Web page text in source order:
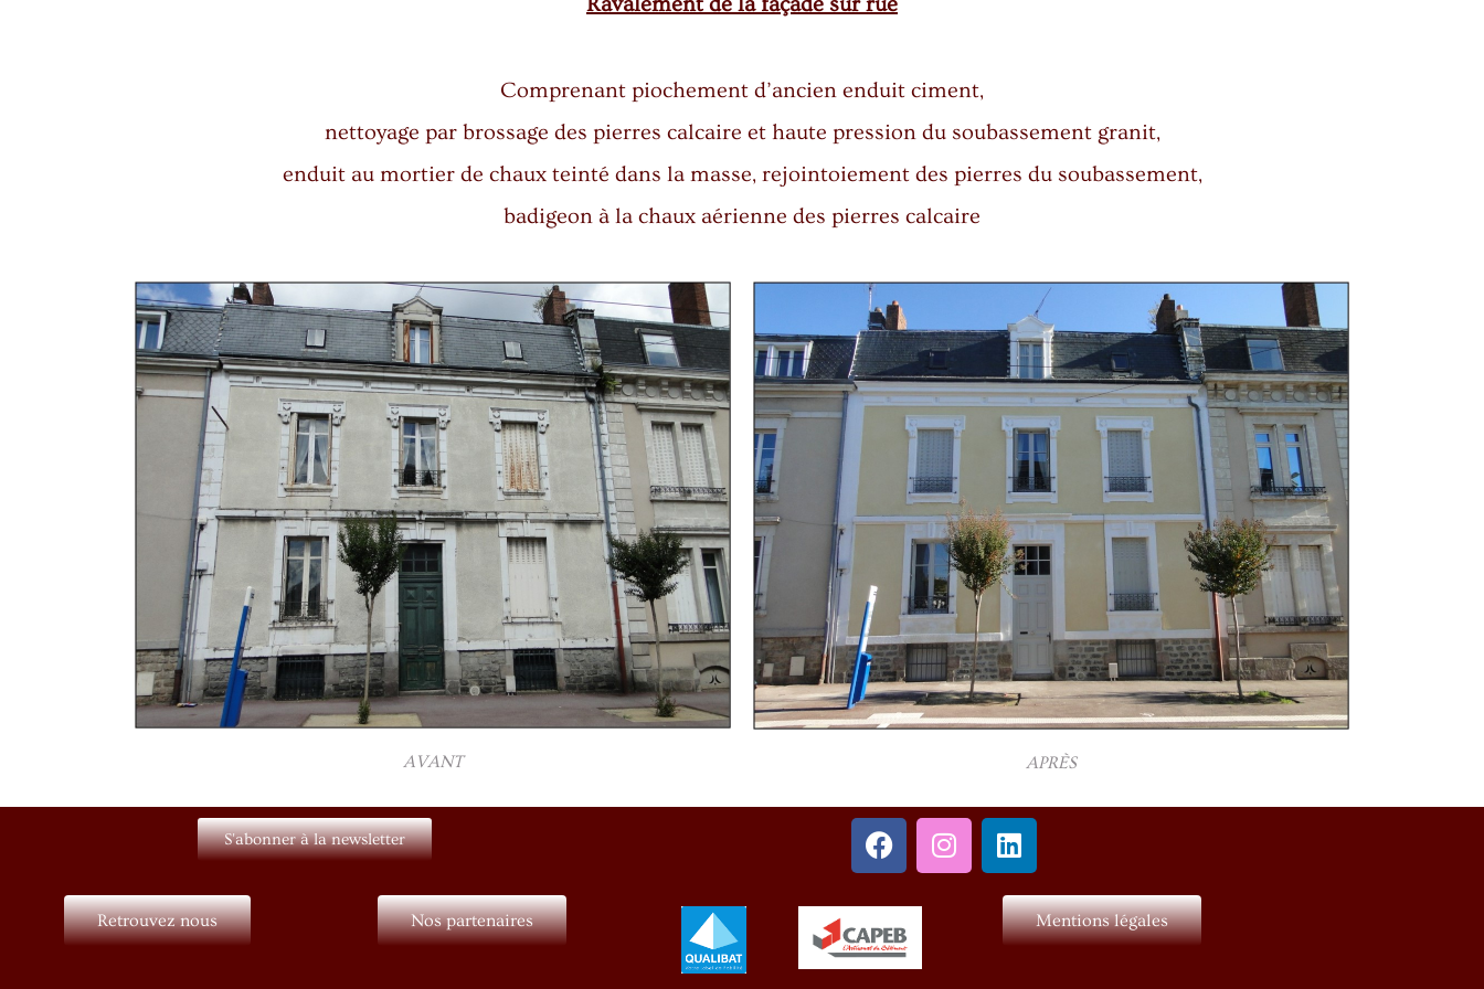
Comprenant piochement d’ancien enduit ciment,
nettoyage par brossage des pierres calcaire et haute pression du soubassement granit,
enduit au mortier de chaux teinté dans la masse, rejointoiement des pierres du soubassement,
badigeon à la chaux aérienne des pierres calcaire
AVANT APRÈS
S'abonner à la newsletter
Retrouvez nous Nos partenaires Mentions légales